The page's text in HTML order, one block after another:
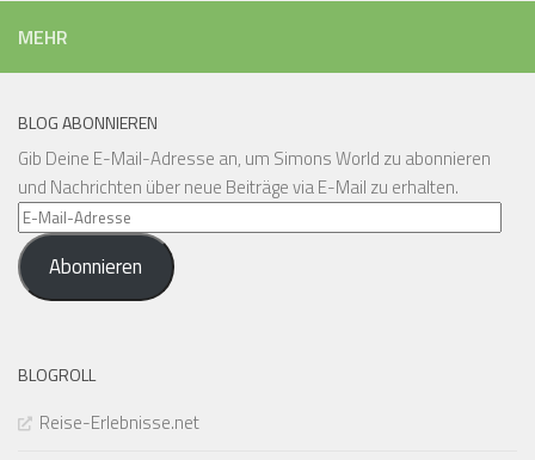
MEHR
BLOG ABONNIEREN
Gib Deine E-Mail-Adresse an, um Simons World zu abonnieren
und Nachrichten über neue Beiträge via E-Mail zu erhalten.
E-
Mail-
AdresseAbonnieren
BLOGROLL
Reise-Erlebnisse.net